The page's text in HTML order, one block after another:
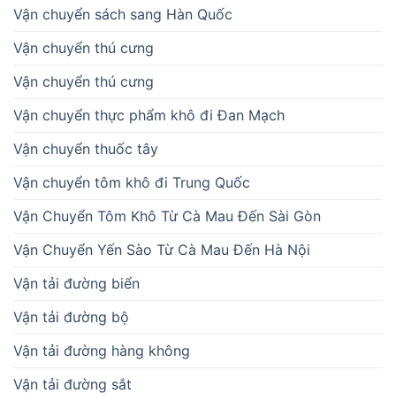
Vận chuyển sách sang Hàn Quốc
Vận chuyển thú cưng
Vận chuyển thú cưng
Vận chuyển thực phẩm khô đi Đan Mạch
Vận chuyển thuốc tây
Vận chuyển tôm khô đi Trung Quốc
Vận Chuyển Tôm Khô Từ Cà Mau Đến Sài Gòn
Vận Chuyển Yến Sào Từ Cà Mau Đến Hà Nội
Vận tải đường biển
Vận tải đường bộ
Vận tải đường hàng không
Vận tải đường sắt